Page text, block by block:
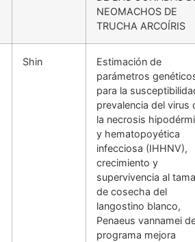
NEOMACHOS DE
TRUCHA ARCOÍRIS
Shin
Estimación de
parámetros
para la
prevalencia del virus
la necrosis
y hematopoyética
infecciosa (IHHNV),
crecimiento y
supervivencia al
de cosecha del
langostino blanco,
Penaeus vannamei
programa mejora